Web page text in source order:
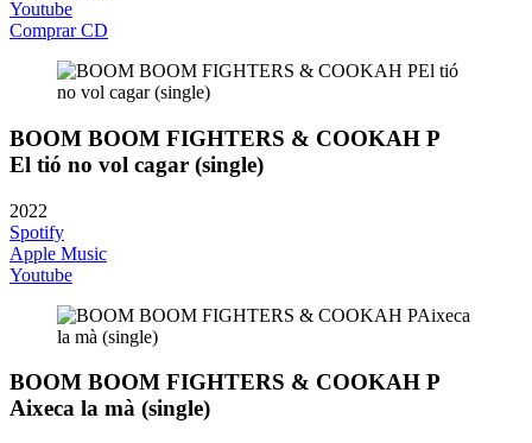
Youtube
Comprar CD
BOOM BOOM FIGHTERS & COOKAH P
El tió no vol cagar (single)
2022
Spotify
Apple Music
Youtube
BOOM BOOM FIGHTERS & COOKAH P
Aixeca la mà (single)